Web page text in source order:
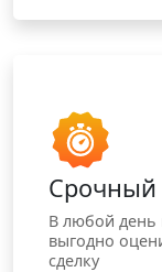
Срочный
В любой
выгодно
сделку